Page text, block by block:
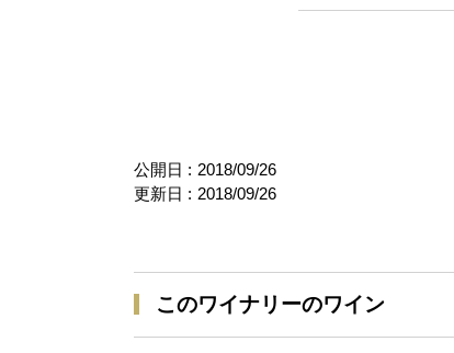
公開日 : 2018/09/26
更新日 : 2018/09/26
このワイナリーのワイン